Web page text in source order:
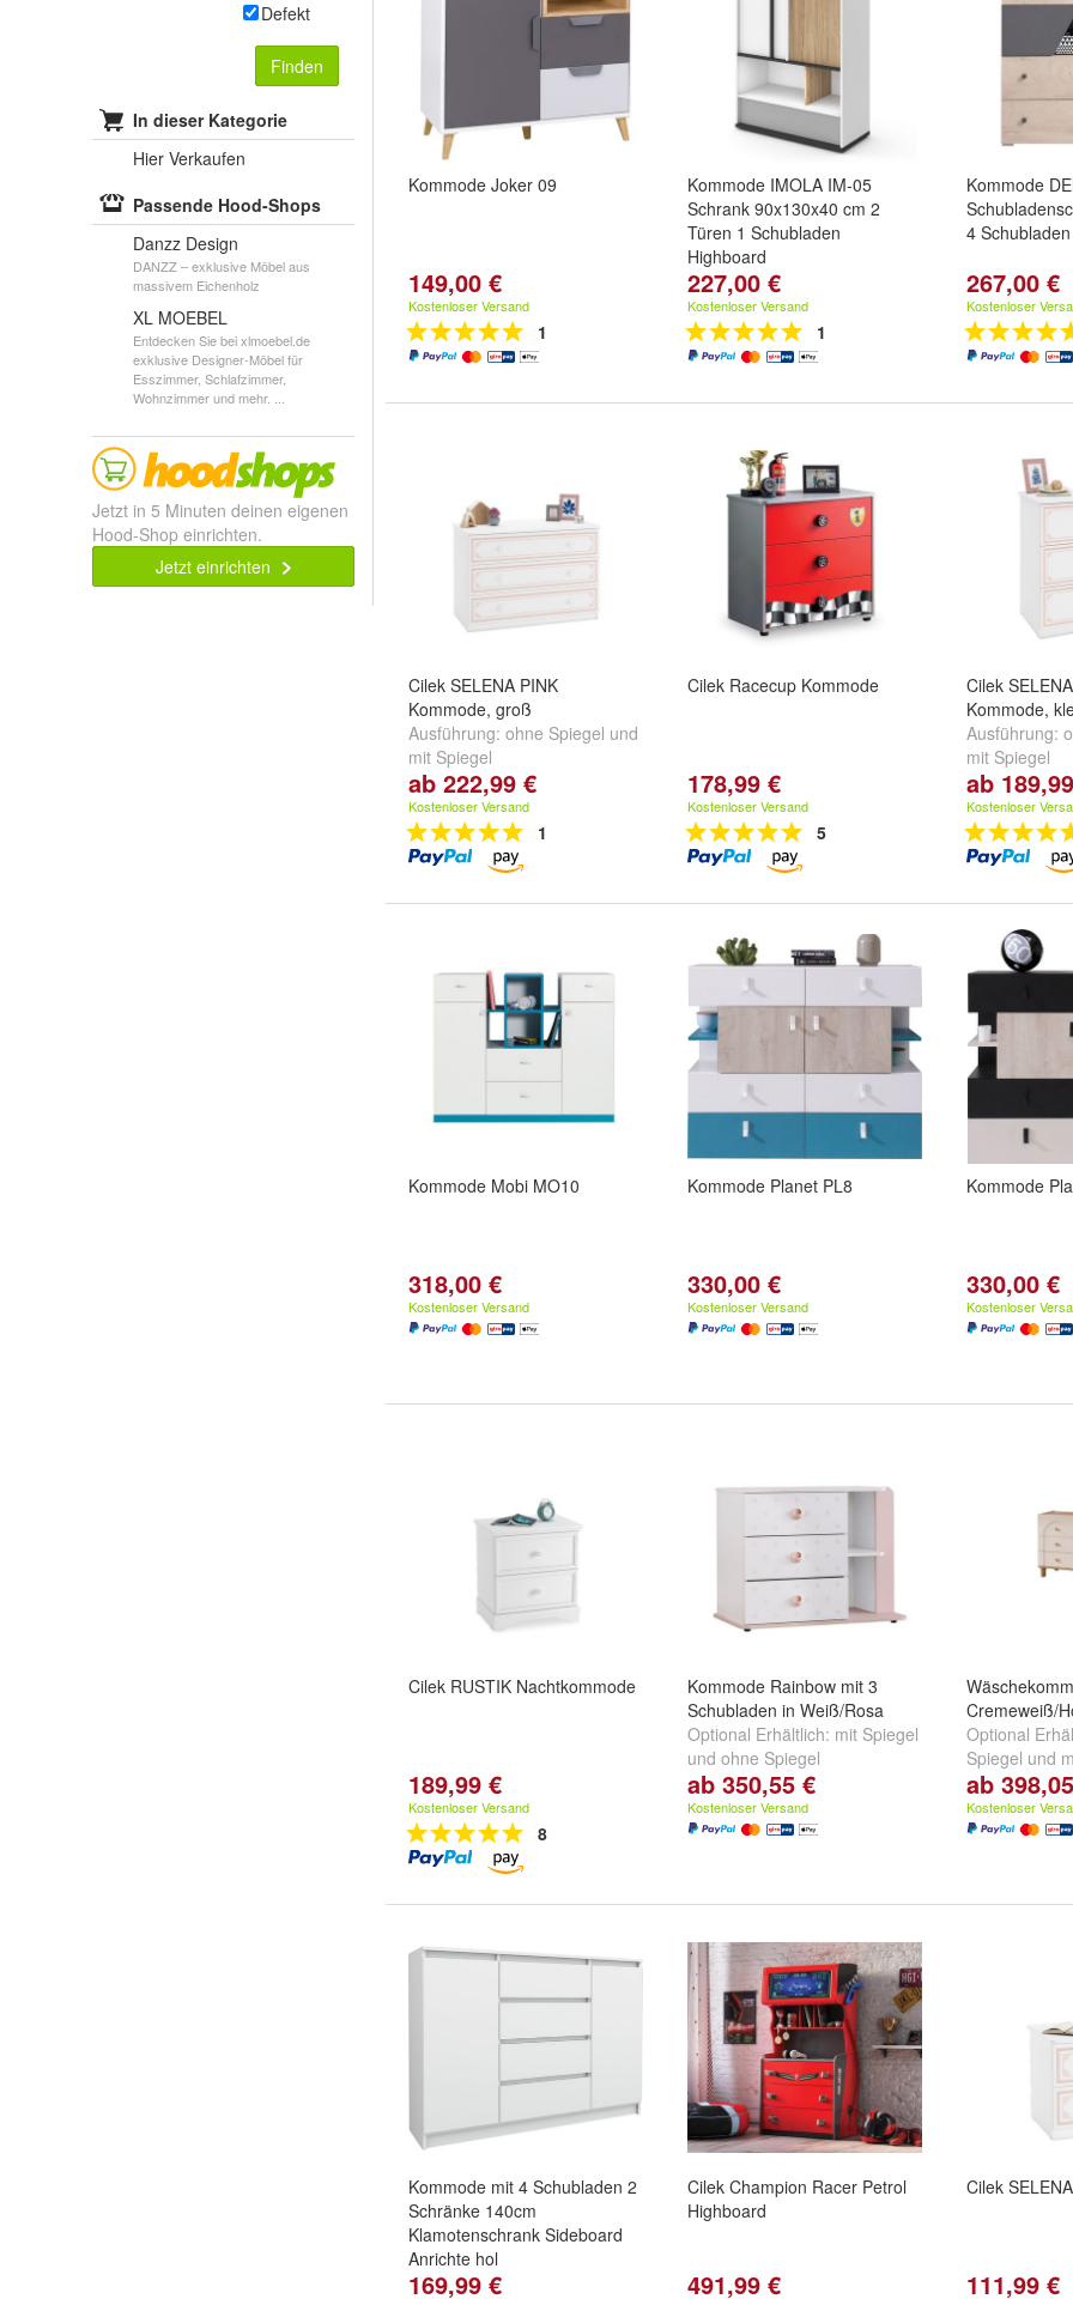
Defekt
Finden
In dieser Kategorie
Hier Verkaufen
Passende Hood-Shops
Danzz Design
DANZZ – exklusive Möbel aus
massivem Eichenholz
XL MOEBEL
Entdecken Sie bei xlmoebel.de
exklusive Designer-Möbel für
Esszimmer, Schlafzimmer,
Wohnzimmer und mehr. ...
Jetzt in 5 Minuten deinen eigenen
Hood-Shop einrichten.
Jetzt einrichten
Kommode Joker 09
149,00 €
Kostenloser Versand
1
Kommode IMOLA IM-05
Schrank 90x130x40 cm 2
Türen 1 Schubladen
Highboard
227,00 €
Kostenloser Versand
1
Kommode
4
267,00 €
Kostenloser
Cilek SELENA PINK
Kommode, groß
Ausführung: ohne Spiegel und
mit Spiegel
ab 222,99 €
Kostenloser Versand
1
Cilek Racecup Kommode
178,99 €
Kostenloser Versand
5
Cilek
Kommode,
Ausführung:
mit Spiegel
ab
Kostenloser
Kommode Mobi MO10
318,00 €
Kostenloser Versand
Kommode Planet PL8
330,00 €
Kostenloser Versand
Kommode
330,00 €
Kostenloser
Cilek RUSTIK Nachtkommode
189,99 €
Kostenloser Versand
8
Kommode Rainbow mit 3
Schubladen in Weiß/Rosa
Optional Erhältlich: mit Spiegel
und ohne Spiegel
ab 350,55 €
Kostenloser Versand
Cremeweiß/
Optional
Spiegel und
ab
Kostenloser
Kommode mit 4 Schubladen 2
Schränke 140cm
Klamotenschrank Sideboard
Anrichte hol
169,99 €
Cilek Champion Racer Petrol
Highboard
491,99 €
Cilek
111,99 €